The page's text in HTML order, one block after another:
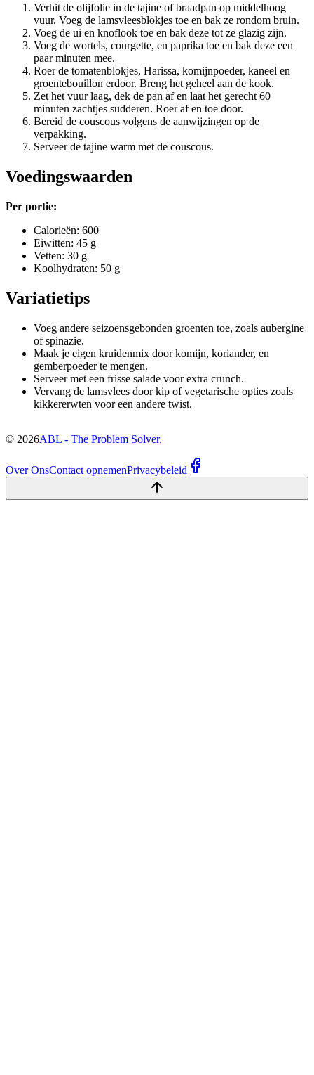
Verhit de olijfolie in de tajine of braadpan op middelhoog
vuur. Voeg de lamsvleesblokjes toe en bak ze rondom bruin.
Voeg de ui en knoflook toe en bak deze tot ze glazig zijn.
Voeg de wortels, courgette, en paprika toe en bak deze een
paar minuten mee.
Roer de tomatenblokjes, Harissa, komijnpoeder, kaneel en
groentebouillon erdoor. Breng het geheel aan de kook.
Zet het vuur laag, dek de pan af en laat het gerecht 60
minuten zachtjes sudderen. Roer af en toe door.
Bereid de couscous volgens de aanwijzingen op de
verpakking.
Serveer de tajine warm met de couscous.
Voedingswaarden
Per portie:
Calorieën: 600
Eiwitten: 45 g
Vetten: 30 g
Koolhydraten: 50 g
Variatietips
Voeg andere seizoensgebonden groenten toe, zoals aubergine
of spinazie.
Maak je eigen kruidenmix door komijn, koriander, en
gemberpoeder te mengen.
Serveer met een frisse salade voor extra crunch.
Vervang de lamsvlees door kip of vegetarische opties zoals
kikkererwten voor een andere twist.
© 2026ABL - The Problem Solver.
Over OnsContact opnemenPrivacybeleid